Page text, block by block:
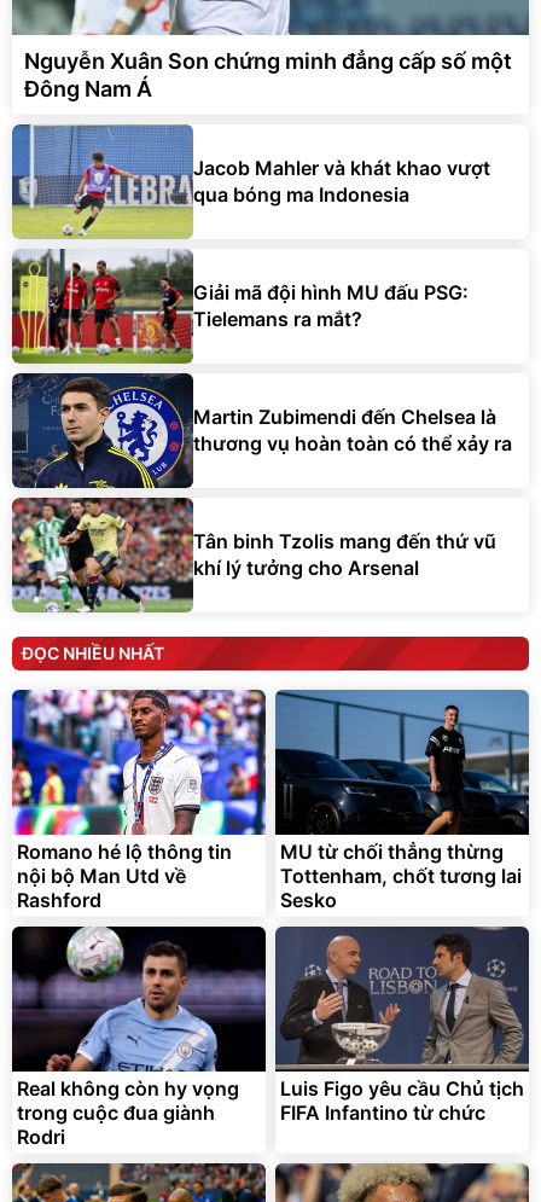
Nguyễn Xuân Son chứng minh đẳng cấp số một
Đông Nam Á
Jacob Mahler và khát khao vượt
qua bóng ma Indonesia
Giải mã đội hình MU đấu PSG:
Tielemans ra mắt?
Martin Zubimendi đến Chelsea là
thương vụ hoàn toàn có thể xảy ra
Tân binh Tzolis mang đến thứ vũ
khí lý tưởng cho Arsenal
ĐỌC NHIỀU NHẤT
Romano hé lộ thông tin
nội bộ Man Utd về
Rashford
MU từ chối thẳng thừng
Tottenham, chốt tương lai
Sesko
Real không còn hy vọng
trong cuộc đua giành
Rodri
Luis Figo yêu cầu Chủ tịch
FIFA Infantino từ chức